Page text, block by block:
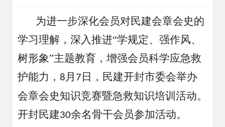
i
t
i
为进一步深化会员对民建会章会史的
学习理解， 深入推进“学规定、强作风、
树形象”主题教育，增强会员科学应急救
护能力， 8月 7 日，民建开封市委会举办
会章会史知识竞赛暨急救知识培训活动。
开封民建30余名骨干会员参加活动。